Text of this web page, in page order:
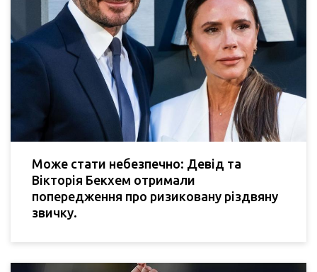
Може стати небезпечно: Девід та
Вікторія Бекхем отримали
попередження про ризиковану різдвяну
звичку.